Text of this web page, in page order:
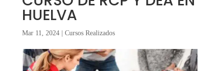
HUELVA
Mar 11, 2024| Cursos Realizados